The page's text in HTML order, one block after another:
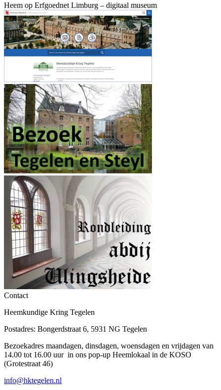
Heem op Erfgoednet Limburg – digitaal museum
Contact
Heemkundige Kring Tegelen
Postadres: Bongerdstraat 6, 5931 NG Tegelen
Bezoekadres maandagen, dinsdagen, woensdagen en vrijdagen van
14.00 tot 16.00 uur in ons pop-up Heemlokaal in de KOSO
(Grotestraat 46)
info@hktegelen.nl